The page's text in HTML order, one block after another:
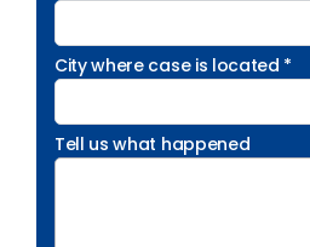
City where case is located *
Tell us what happened